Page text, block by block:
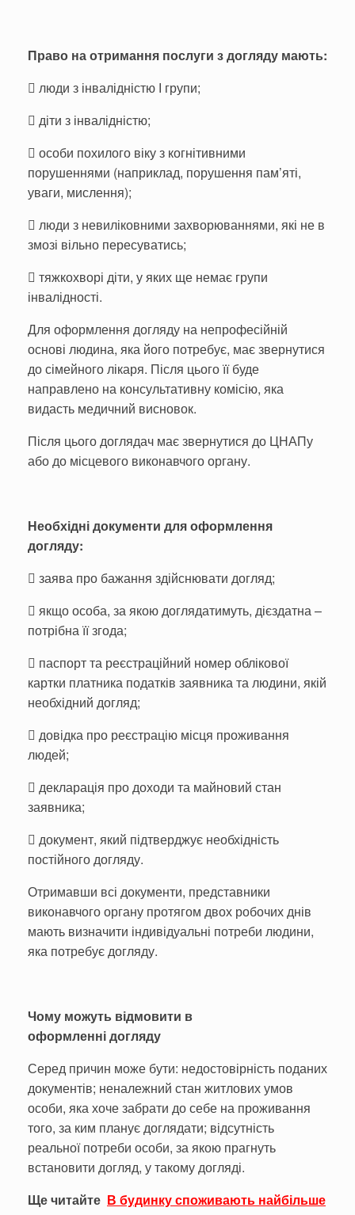
Право на отримання послуги з догляду мають:
 люди з інвалідністю І групи;
 діти з інвалідністю;
 особи похилого віку з когнітивними
порушеннями (наприклад, порушення пам’яті,
уваги, мислення);
 люди з невиліковними захворюваннями, які не в
змозі вільно пересуватись;
 тяжкохворі діти, у яких ще немає групи
інвалідності.
Для оформлення догляду на непрофесійній
основі людина, яка його потребує, має звернутися
до сімейного лікаря. Після цього її буде
направлено на консультативну комісію, яка
видасть медичний висновок.
Після цього доглядач має звернутися до ЦНАПу
або до місцевого виконавчого органу.
Необхідні документи для оформлення
догляду:
 заява про бажання здійснювати догляд;
 якщо особа, за якою доглядатимуть, дієздатна –
потрібна її згода;
 паспорт та реєстраційний номер облікової
картки платника податків заявника та людини, якій
необхідний догляд;
 довідка про реєстрацію місця проживання
людей;
 декларація про доходи та майновий стан
заявника;
 документ, який підтверджує необхідність
постійного догляду.
Отримавши всі документи, представники
виконавчого органу протягом двох робочих днів
мають визначити індивідуальні потреби людини,
яка потребує догляду.
Чому можуть відмовити в
оформленнідогляду
Серед причин може бути: недостовірність поданих
документів; неналежний стан житлових умов
особи, яка хоче забрати до себе на проживання
того, за ким планує доглядати; відсутність
реальної потреби особи, за якою прагнуть
встановити догляд, у такому догляді.
Ще читайте В будинку споживають найбільше